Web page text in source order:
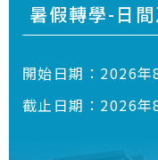
暑假轉學-日
開始日期： 2026年
截止日期： 2026